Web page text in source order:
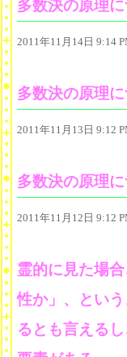
多数決の原理
2011年11月14日 9:14
多数決の原理
2011年11月13日 9:12
多数決の原理
2011年11月12日 9:12
霊的に見た場
性か」、とい
るとも言える